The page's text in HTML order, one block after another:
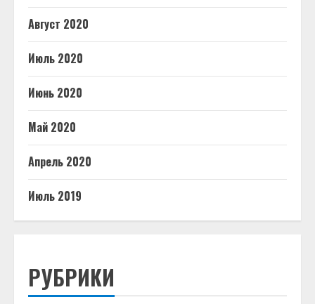
Август 2020
Июль 2020
Июнь 2020
Май 2020
Апрель 2020
Июль 2019
РУБРИКИ